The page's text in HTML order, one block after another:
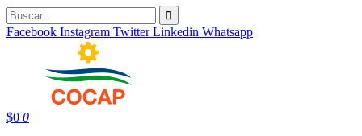
Facebook Instagram Twitter Linkedin Whatsapp
$0 0